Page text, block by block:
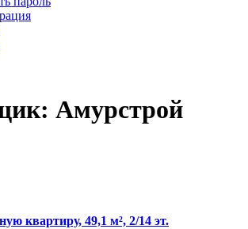
Амурстрой
квартиру, 49,1 м², 2/14 эт.